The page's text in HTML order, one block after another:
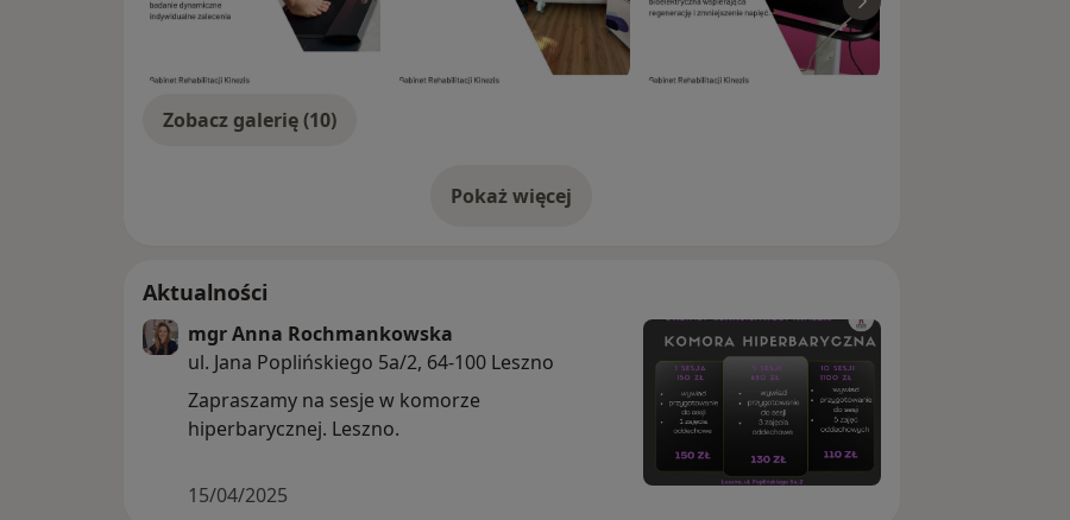
Zobacz galerię (10)
Pokaż więcejo doświadczeniu
Aktualności
mgr Anna Rochmankowska
ul. Jana Poplińskiego 5a/2, 64-100 Leszno
Zapraszamy na sesje w komorze
hiperbarycznej. Leszno.
15/04/2025